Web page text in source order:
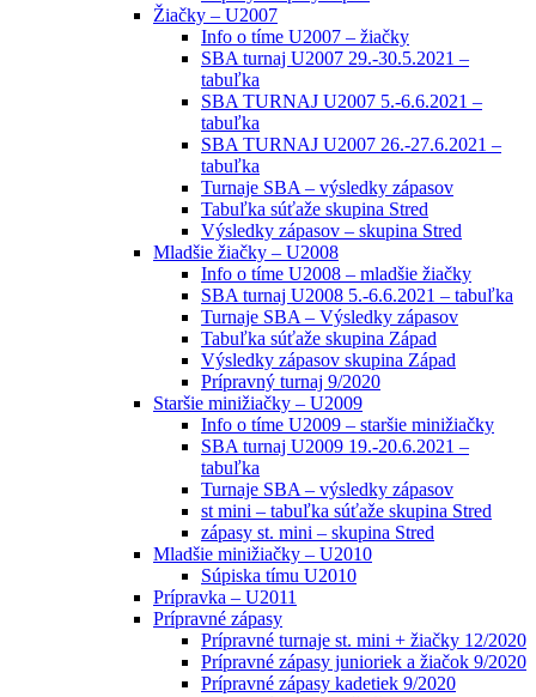
Žiačky – U2007
Info o tíme U2007 – žiačky
SBA turnaj U2007 29.-30.5.2021 –
tabuľka
SBA TURNAJ U2007 5.-6.6.2021 –
tabuľka
SBA TURNAJ U2007 26.-27.6.2021 –
tabuľka
Turnaje SBA – výsledky zápasov
Tabuľka súťaže skupina Stred
Výsledky zápasov – skupina Stred
Mladšie žiačky – U2008
Info o tíme U2008 – mladšie žiačky
SBA turnaj U2008 5.-6.6.2021 – tabuľka
Turnaje SBA – Výsledky zápasov
Tabuľka súťaže skupina Západ
Výsledky zápasov skupina Západ
Prípravný turnaj 9/2020
Staršie minižiačky – U2009
Info o tíme U2009 – staršie minižiačky
SBA turnaj U2009 19.-20.6.2021 –
tabuľka
Turnaje SBA – výsledky zápasov
st mini – tabuľka súťaže skupina Stred
zápasy st. mini – skupina Stred
Mladšie minižiačky – U2010
Súpiska tímu U2010
Prípravka – U2011
Prípravné zápasy
Prípravné turnaje st. mini + žiačky 12/2020
Prípravné zápasy junioriek a žiačok 9/2020
Prípravné zápasy kadetiek 9/2020